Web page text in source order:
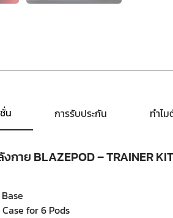
น การรับประกัน ทำไ
าย BLAZEPOD – TRAINER
for 6 Pods